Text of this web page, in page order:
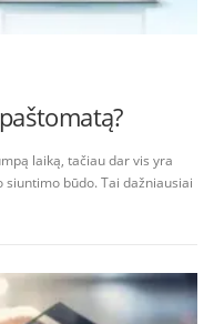
laiką, tačiau dar vis yra
būdo. Tai dažniausiai